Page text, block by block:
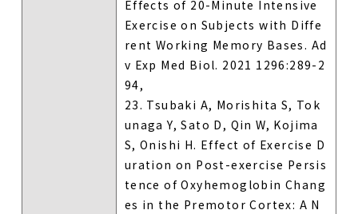
Effects of 20-Minute Intensive
Exercise on Subjects with Diffe
rent Working Memory Bases. Ad
v Exp Med Biol. 2021 1296:289-2
94,
23. Tsubaki A, Morishita S, Tok
unaga Y, Sato D, Qin W, Kojima
S, Onishi H. Effect of Exercise D
uration on Post-exercise Persis
tence of Oxyhemoglobin Chang
es in the Premotor Cortex: A N